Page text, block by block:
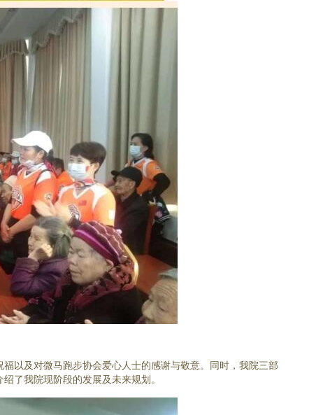
及对微马跑步协会爱心人士的感谢与敬意。同时，我院三部
了我院现阶段的发展及未来规划。